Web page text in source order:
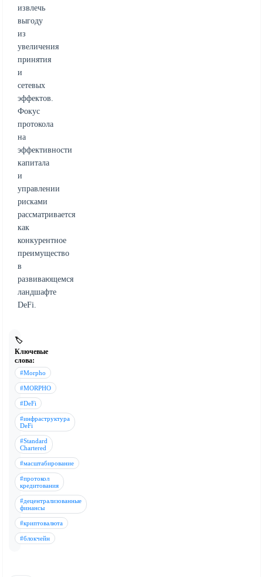
извлечь
выгоду
из
увеличения
принятия
и
сетевых
эффектов.
Фокус
протокола
на
эффективности
капитала
и
управлении
рисками
рассматривается
как
конкурентное
преимущество
в
развивающемся
ландшафте
DeFi.
🏷️
Ключевые
слова:
#Morpho
#MORPHO
#DeFi
#инфраструктура
DeFi
#Standard
Chartered
#масштабирование
#протокол
кредитования
#децентрализованные
финансы
#криптовалюта
#блокчейн